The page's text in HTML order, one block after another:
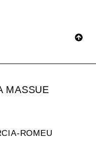
MASSUE
ROMEU